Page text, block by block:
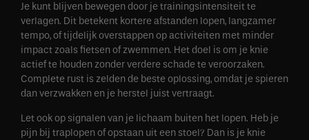
Je kunt blijven bewegen door je trainingsintensiteit te
verlagen. Dit betekent kortere afstanden lopen, langzamer
tempo, of tijdelijk overstappen op activiteiten met minder
impact zoals fietsen of zwemmen. Het doel is om je knie
actief te houden zonder verdere schade te veroorzaken.
Complete rust is zelden de beste oplossing, omdat je spieren
dan verzwakken en je herstel juist vertraagt.
Let ook op signalen van je lichaam buiten het lopen. Heb je
pijn bij traplopen of opstaan uit een stoel? Dan is je knie